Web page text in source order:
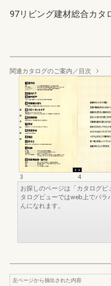
97リビング建材総合カタ
関連カタログのご案内／目次
3
4
お探しのページは「カタログ
タログビューではweb上でパラ
んになれます。
左ページから抽出された内容